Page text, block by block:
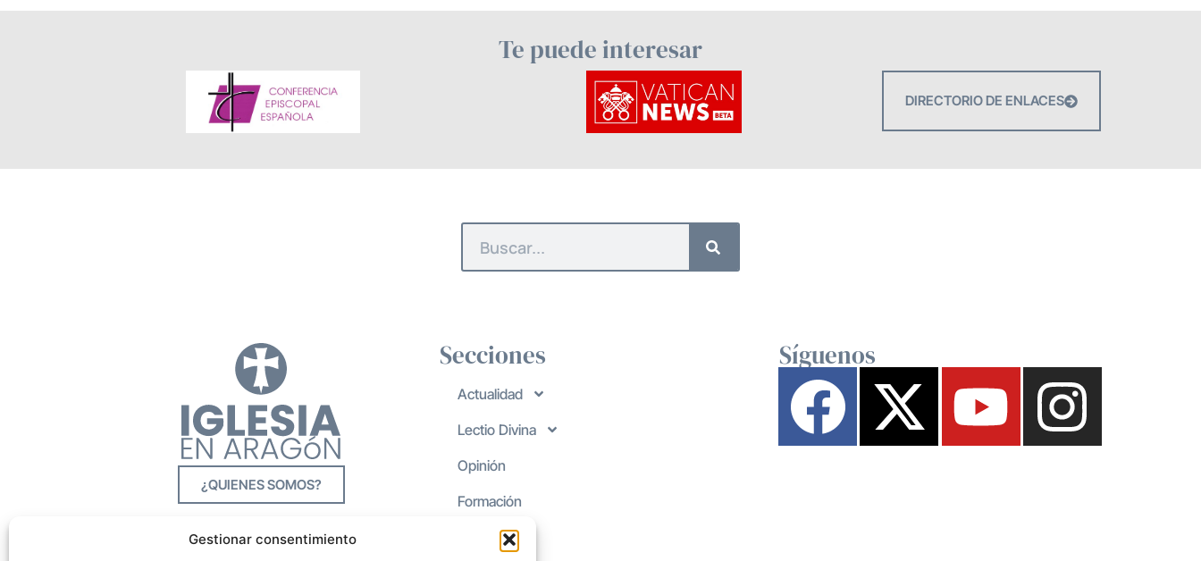
Gestionar consentimiento
Te puede interesar
DIRECTORIO DE ENLACES
¿QUIENES SOMOS?
Secciones
Actualidad
Lectio Divina
Opinión
Formación
Síguenos